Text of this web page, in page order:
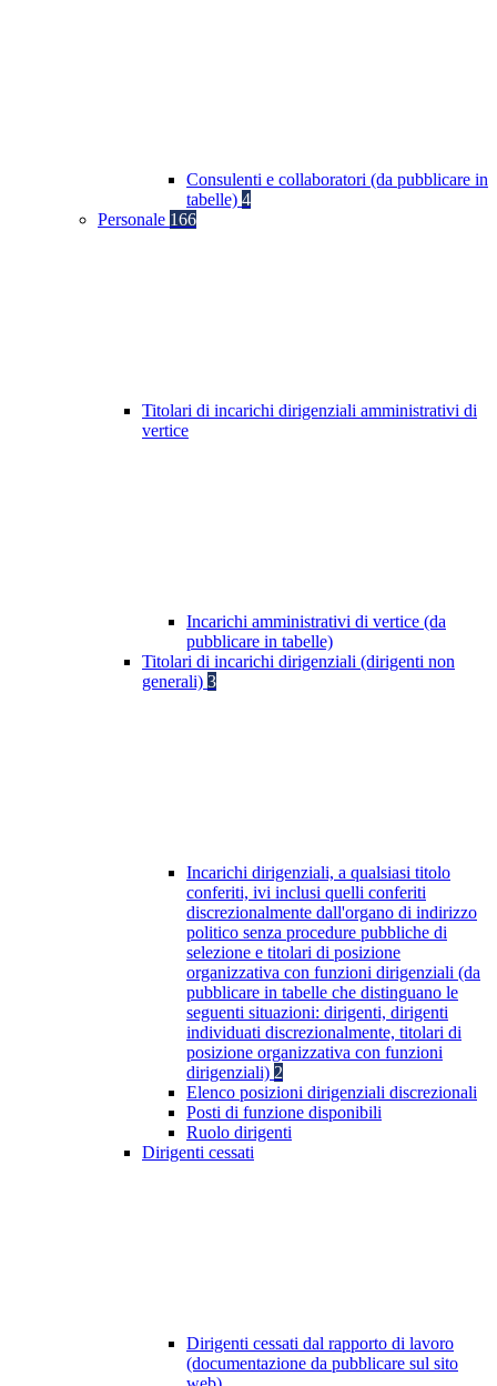
Consulenti e collaboratori (da pubblicare in
tabelle) 4
Personale 166
Titolari di incarichi dirigenziali amministrativi di
vertice
Incarichi amministrativi di vertice (da
pubblicare in tabelle)
Titolari di incarichi dirigenziali (dirigenti non
generali) 3
Incarichi dirigenziali, a qualsiasi titolo
conferiti, ivi inclusi quelli conferiti
discrezionalmente dall'organo di indirizzo
politico senza procedure pubbliche di
selezione e titolari di posizione
organizzativa con funzioni dirigenziali (da
pubblicare in tabelle che distinguano le
seguenti situazioni: dirigenti, dirigenti
individuati discrezionalmente, titolari di
posizione organizzativa con funzioni
dirigenziali) 2
Elenco posizioni dirigenziali discrezionali
Posti di funzione disponibili
Ruolo dirigenti
Dirigenti cessati
Dirigenti cessati dal rapporto di lavoro
(documentazione da pubblicare sul sito